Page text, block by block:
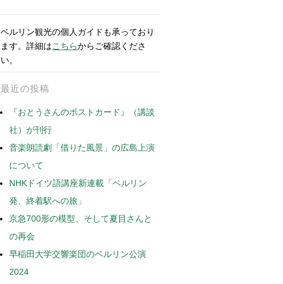
ベルリン観光の個人ガイドも承っており
ます。詳細はこちらからご確認くださ
い。
最近の投稿
『おとうさんのポストカード』（講談
社）が刊行
音楽朗読劇「借りた風景」の広島上演
について
NHKドイツ語講座新連載「ベルリン
発、終着駅への旅」
京急700形の模型、そして夏目さんと
の再会
早稲田大学交響楽団のベルリン公演
2024